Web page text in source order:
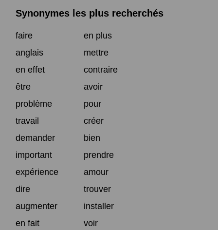
Synonymes les plus recherchés
faire
en plus
anglais
mettre
en effet
contraire
être
avoir
problème
pour
travail
créer
demander
bien
important
prendre
expérience
amour
dire
trouver
augmenter
installer
en fait
voir